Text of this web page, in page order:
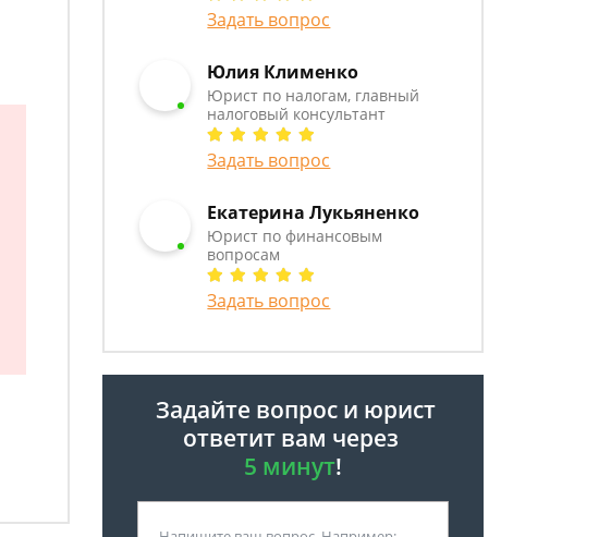
Задать вопрос
Юлия Клименко
Юрист по налогам, главный
налоговый консультант
Задать вопрос
Екатерина Лукьяненко
Юрист по финансовым
вопросам
Задать вопрос
Задайте вопрос и юрист
ответит вам через
5 минут!